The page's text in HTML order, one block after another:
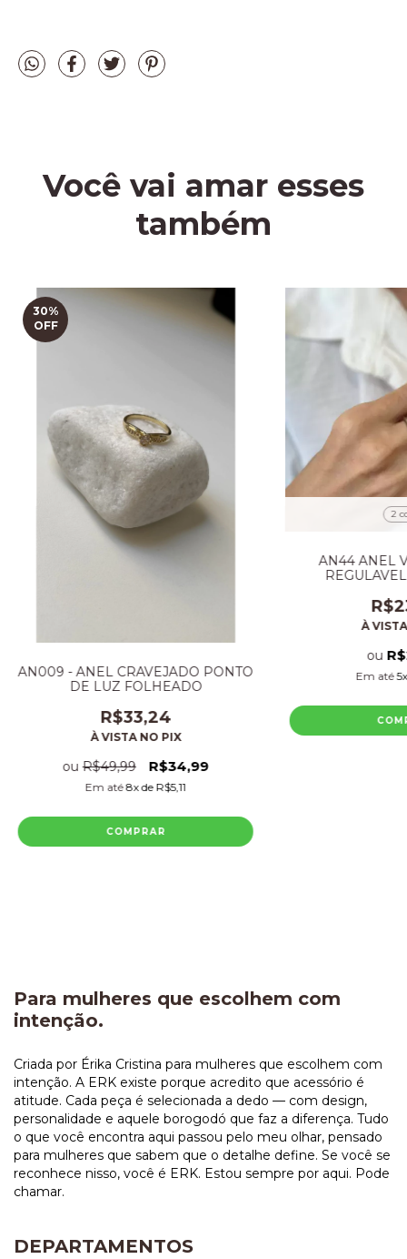
Você vai amar esses
também
30%
OFF
AN009 - ANEL CRAVEJADO PONTO
DE LUZ FOLHEADO
R$33,24
À VISTA NO PIX
ou R$49,99 R$34,99
Em até8x de R$5,11
COMPRAR
2
AN44 ANEL
À
ou
Em até5
Para mulheres que escolhem com
intenção.
Criada por Érika Cristina para mulheres que escolhem com
intenção. A ERK existe porque acredito que acessório é
atitude. Cada peça é selecionada a dedo — com design,
personalidade e aquele borogodó que faz a diferença. Tudo
o que você encontra aqui passou pelo meu olhar, pensado
para mulheres que sabem que o detalhe define. Se você se
reconhece nisso, você é ERK. Estou sempre por aqui. Pode
chamar.
DEPARTAMENTOS